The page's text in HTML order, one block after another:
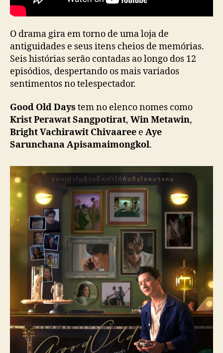
o
O
l
d
y
s
”
O drama gira em torno de uma loja de
antiguidades e seus itens cheios de memórias.
Seis histórias serão contadas ao longo dos 12
episódios, despertando os mais variados
sentimentos no telespectador.
Good Old Days tem no elenco nomes como
Krist Perawat Sangpotirat, Win Metawin,
Bright Vachirawit Chivaaree e Aye
Sarunchana Apisamaimongkol.